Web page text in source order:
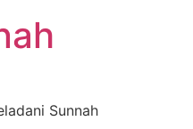
Sunnah